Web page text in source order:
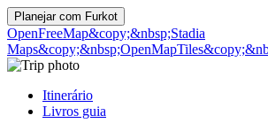
Planejar com Furkot
OpenFreeMap&copy;&nbsp;Stadia
Maps&copy;&nbsp;OpenMapTiles
Itinerário
Livros guia